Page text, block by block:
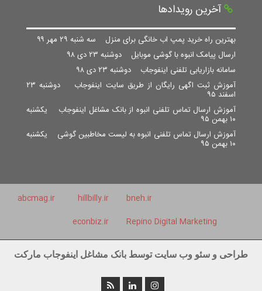
آخرین رویدادها
بهترین راه خرید پمپ اب خانگی برای منزل سه شنبه ۲۹ مهر ۹۹
ارسال پیامک انبوه با گوشی موبایل دوشنبه ۲۳ دی ۹۸
سامانه بازاریابی تلفنی اینفوجاب دوشنبه ۲۳ دی ۹۸
آموزش ثبت اگهی رایگان از طریق سایت اینفوجاب
دوشنبه ۲۳
اسفند ۹۵
آموزش ارسال تماس تلفنی انبوه از بانک مشاغل اینفوجاب یکشنبه
۱۰ بهمن ۹۵
آموزش ارسال تماس تلفنی انبوه به لیست مخاطبین گوشی یکشنبه
۱۰ بهمن ۹۵
abcmag.ir
hillbilly.ir
econbiz.ir
bneh.ir
Repino Digital Marketing
طراحی و سئو وب سایت توسط بانک مشاغل اینفوجاب مارکت